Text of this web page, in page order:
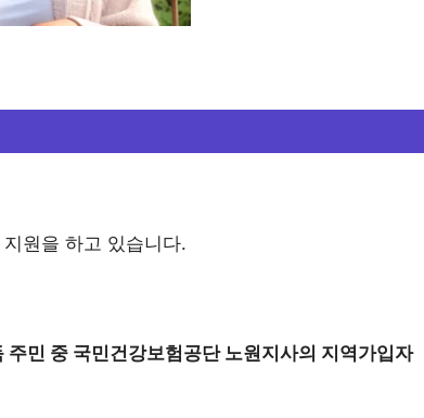
원을 하고 있습니다.
주민 중 국민건강보험공단 노원지사의 지역가입자